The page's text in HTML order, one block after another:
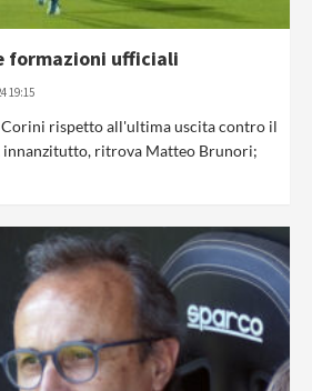
formazioni ufficiali
19:15
Corini rispetto all'ultima uscita contro il
innanzitutto, ritrova Matteo Brunori;